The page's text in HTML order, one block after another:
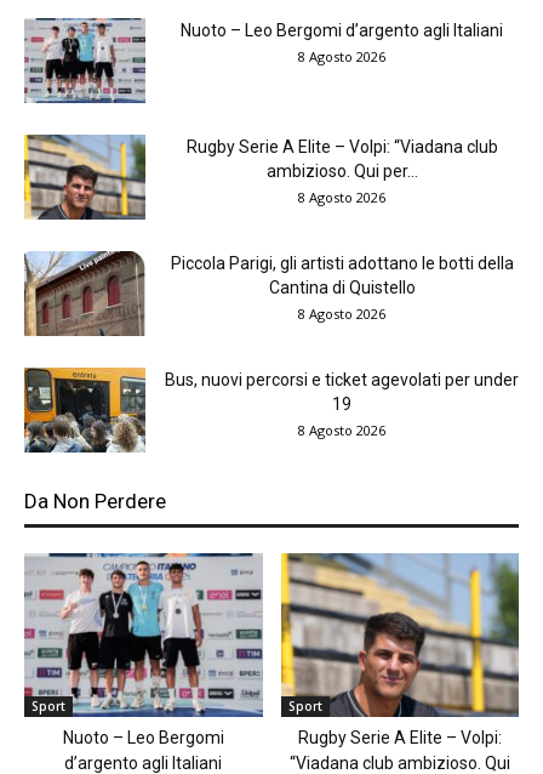
Nuoto – Leo Bergomi d’argento agli Italiani
8 Agosto 2026
Rugby Serie A Elite – Volpi: “Viadana club
ambizioso. Qui per...
8 Agosto 2026
Piccola Parigi, gli artisti adottano le botti della
Cantina di Quistello
8 Agosto 2026
Bus, nuovi percorsi e ticket agevolati per under
19
8 Agosto 2026
Da Non Perdere
Sport
Nuoto – Leo Bergomi
d’argento agli Italiani
Sport
Rugby Serie A Elite – Volpi:
“Viadana club ambizioso. Qui